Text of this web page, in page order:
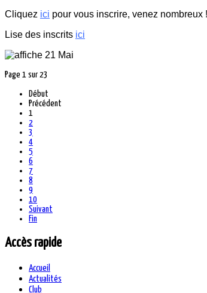
Cliquez ici pour vous inscrire, venez nombreux !
Lise des inscrits ici
Page 1 sur 23
Début
Précédent
1
2
3
4
5
6
7
8
9
10
Suivant
Fin
Accès rapide
Accueil
Actualités
Club